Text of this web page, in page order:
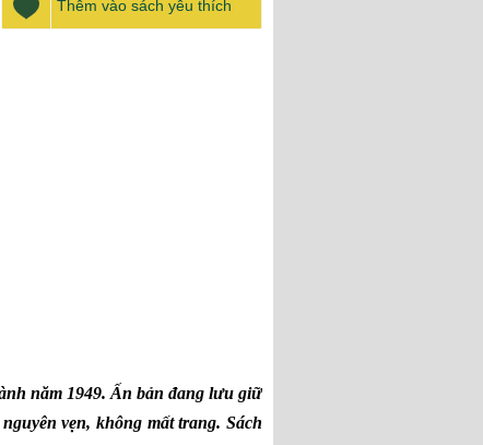
Thêm vào sách yêu thích
năm 1949. Ấn bản đang lưu giữ
vẹn, không mất trang. Sách